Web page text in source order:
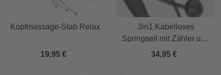
Kopfmassage-Stab Relax
19,95 €
3in1 Kabelloses
Springseil mit Zähler und
Stoppuhr
34,95 €